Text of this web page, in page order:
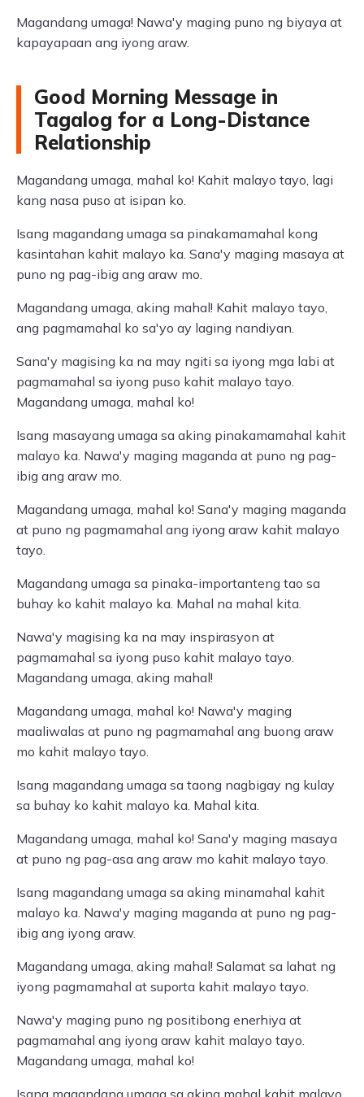
Magandang umaga! Nawa'y maging puno ng biyaya at
kapayapaan ang iyong araw.
Good Morning Message in
Tagalog for a Long-Distance
Relationship
Magandang umaga, mahal ko! Kahit malayo tayo, lagi
kang nasa puso at isipan ko.
Isang magandang umaga sa pinakamamahal kong
kasintahan kahit malayo ka. Sana'y maging masaya at
puno ng pag-ibig ang araw mo.
Magandang umaga, aking mahal! Kahit malayo tayo,
ang pagmamahal ko sa'yo ay laging nandiyan.
Sana'y magising ka na may ngiti sa iyong mga labi at
pagmamahal sa iyong puso kahit malayo tayo.
Magandang umaga, mahal ko!
Isang masayang umaga sa aking pinakamamahal kahit
malayo ka. Nawa'y maging maganda at puno ng pag-
ibig ang araw mo.
Magandang umaga, mahal ko! Sana'y maging maganda
at puno ng pagmamahal ang iyong araw kahit malayo
tayo.
Magandang umaga sa pinaka-importanteng tao sa
buhay ko kahit malayo ka. Mahal na mahal kita.
Nawa'y magising ka na may inspirasyon at
pagmamahal sa iyong puso kahit malayo tayo.
Magandang umaga, aking mahal!
Magandang umaga, mahal ko! Nawa'y maging
maaliwalas at puno ng pagmamahal ang buong araw
mo kahit malayo tayo.
Isang magandang umaga sa taong nagbigay ng kulay
sa buhay ko kahit malayo ka. Mahal kita.
Magandang umaga, mahal ko! Sana'y maging masaya
at puno ng pag-asa ang araw mo kahit malayo tayo.
Isang magandang umaga sa aking minamahal kahit
malayo ka. Nawa'y maging maganda at puno ng pag-
ibig ang iyong araw.
Magandang umaga, aking mahal! Salamat sa lahat ng
iyong pagmamahal at suporta kahit malayo tayo.
Nawa'y maging puno ng positibong enerhiya at
pagmamahal ang iyong araw kahit malayo tayo.
Magandang umaga, mahal ko!
Isang magandang umaga sa aking mahal kahit malayo